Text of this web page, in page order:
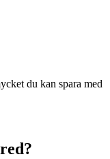
du kan spara med
?